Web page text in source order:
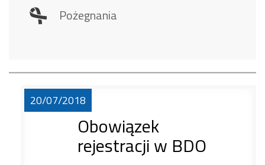
Pożegnania
20/07/2018
Obowiązek
rejestracji w BDO